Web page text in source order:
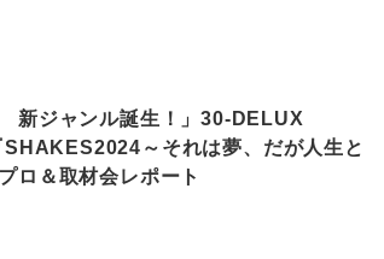
新ジャンル誕生！」30-DELUX
～それは夢、だが人生と
ロ＆取材会レポート